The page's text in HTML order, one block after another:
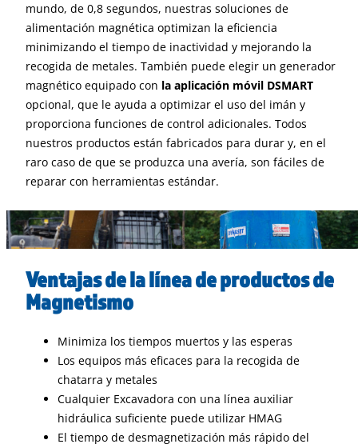
mundo, de 0,8 segundos, nuestras soluciones de
alimentación magnética optimizan la eficiencia
minimizando el tiempo de inactividad y mejorando la
recogida de metales. También puede elegir un generador
magnético equipado con la aplicación móvil DSMART
opcional, que le ayuda a optimizar el uso del imán y
proporciona funciones de control adicionales. Todos
nuestros productos están fabricados para durar y, en el
raro caso de que se produzca una avería, son fáciles de
reparar con herramientas estándar.
Ventajas de la línea de productos de
Magnetismo
Minimiza los tiempos muertos y las esperas
Los equipos más eficaces para la recogida de
chatarra y metales
Cualquier Excavadora con una línea auxiliar
hidráulica suficiente puede utilizar HMAG
El tiempo de desmagnetización más rápido del